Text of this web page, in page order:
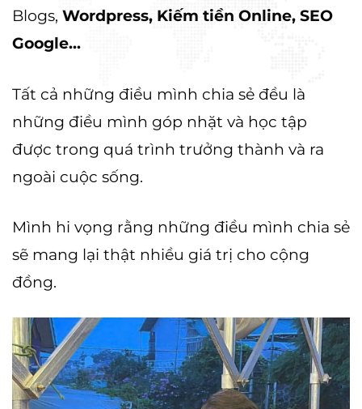
Blogs, Wordpress, Kiếm tiền Online, SEO
Google...
Tất cả những điều mình chia sẻ đều là
những điều mình góp nhặt và học tập
được trong quá trình trưởng thành và ra
ngoài cuộc sống.
Mình hi vọng rằng những điều mình chia sẻ
sẽ mang lại thật nhiều giá trị cho cộng
đồng.